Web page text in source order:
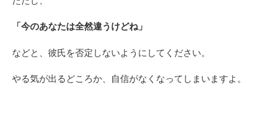
「今のあなたは全然違うけどね」
などと、彼氏を否定しないようにしてください。
やる気が出るどころか、自信がなくなってしまいますよ。